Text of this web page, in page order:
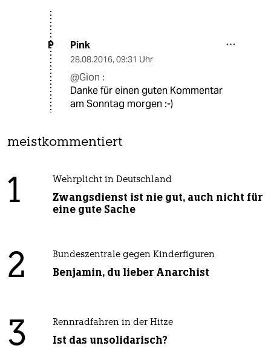
P Pink
28.08.2016, 09:31 Uhr
@Gion :
Danke für einen guten Kommentar
am Sonntag morgen :-)
meistkommentiert
1 Wehrplicht in Deutschland
Zwangsdienst ist nie gut, auch nicht für
eine gute Sache
2 Bundeszentrale gegen Kinderfiguren
Benjamin, du lieber Anarchist
3 Rennradfahren in der Hitze
Ist das unsolidarisch?